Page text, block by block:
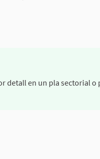
detall en un pla sectorial o